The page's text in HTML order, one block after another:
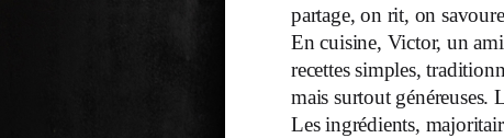
partage, on rit, on
En cuisine, Victor, un
recettes simples,
mais surtout généreuses.
Les ingrédients,